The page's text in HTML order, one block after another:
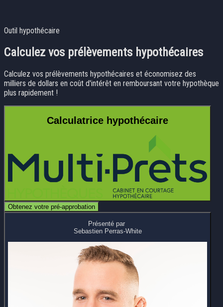
Outil hypothécaire
Calculez vos prélèvements hypothécaires
Calculez vos prélèvements hypothécaires et économisez des
milliers de dollars en coût d'intérêt en remboursant votre hypothèque
plus rapidement !
Calculatrice hypothécaire
Obtenez votre pré-approbation
Présenté par
Sebastien Perras-White